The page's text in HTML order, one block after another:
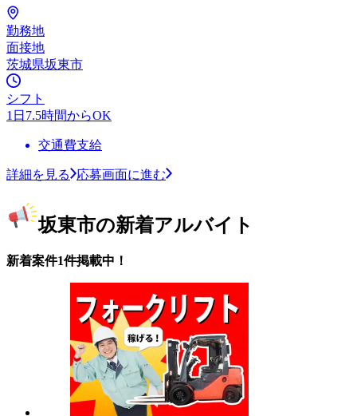
勤務地
面接地
茨城県坂東市
シフト
1日7.5時間からOK
交通費支給
詳細を見る 応募画面に進む
坂東市の新着アルバイト
新着案件1件掲載中！